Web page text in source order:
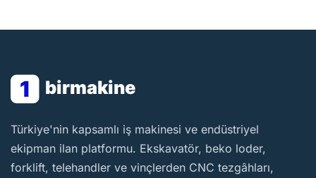
1 birmakine
BirMakine
Türkiye'nin kapsamlı iş makinesi ve endüstriyel
ekipman ilan platformu. Ekskavatör, beko loder,
forklift, telehandler ve vinçlerden CNC tezgâhları,